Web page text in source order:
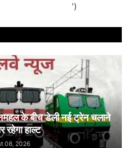
')
के बीच डेली नई ट्रेन चलाने
रहेगा हाल्ट
08, 2026